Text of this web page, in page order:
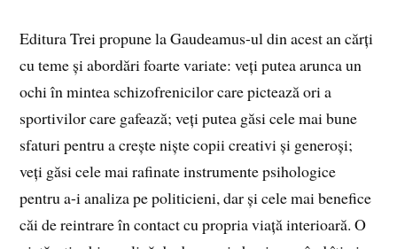
Editura Trei propune la Gaudeamus-ul din acest an cărți
cu teme și abordări foarte variate: veți putea arunca un
ochi în mintea schizofrenicilor care pictează ori a
sportivilor care gafează; veți putea găsi cele mai bune
sfaturi pentru a crește niște copii creativi și generoși;
veți găsi cele mai rafinate instrumente psihologice
pentru a-i analiza pe politicieni, dar și cele mai benefice
căi de reintrare în contact cu propria viață interioară. O